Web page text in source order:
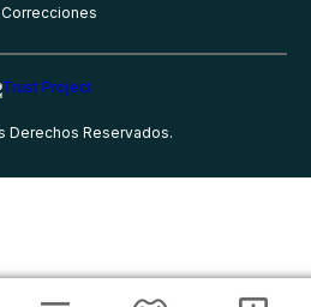
Correcciones
Derechos Reservados.